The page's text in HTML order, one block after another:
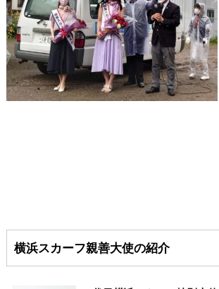
横浜スカーフ親善大使の紹介